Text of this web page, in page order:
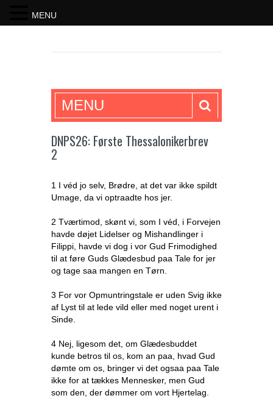
SKRIFTEN
MENU
DNPS26: Første Thessalonikerbrev
2
1 I véd jo selv, Brødre, at det var ikke spildt
Umage, da vi optraadte hos jer.
2 Tværtimod, skønt vi, som I véd, i Forvejen
havde døjet Lidelser og Mishandlinger i
Filippi, havde vi dog i vor Gud Frimodighed
til at føre Guds Glædesbud paa Tale for jer
og tage saa mangen en Tørn.
3 For vor Opmuntringstale er uden Svig ikke
af Lyst til at lede vild eller med noget urent i
Sinde.
4 Nej, ligesom det, om Glædesbuddet
kunde betros til os, kom an paa, hvad Gud
dømte om os, bringer vi det ogsaa paa Tale
ikke for at tækkes Mennesker, men Gud
som den, der dømmer om vort Hjertelag.
MENU